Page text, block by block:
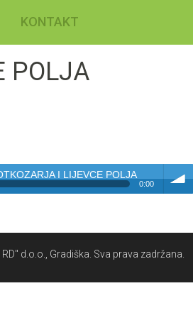
KONTAKT
POLJA
I LIJEVCE POLJA
0:00
d.o.o., Gradiška. Sva prava zadržana.